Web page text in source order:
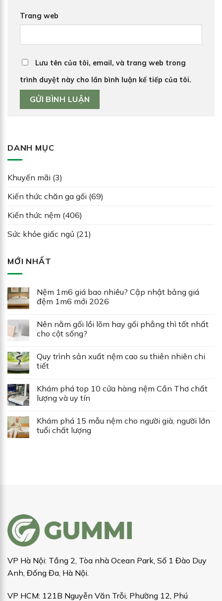
Trang web
Lưu tên của tôi, email, và trang web trong
trình duyệt này cho lần bình luận kế tiếp của tôi.
DANH MỤC
Khuyến mãi (3)
Kiến thức chăn ga gối (69)
Kiến thức nệm (406)
Sức khỏe giấc ngủ (21)
MỚI NHẤT
Nệm 1m6 giá bao nhiêu? Cập nhật bảng giá
đệm 1m6 mới 2026
Nên nằm gối lồi lõm hay gối phẳng thì tốt nhất
cho cột sống?
Quy trình sản xuất nệm cao su thiên nhiên chi
tiết
Khám phá top 10 cửa hàng nệm Cần Thơ chất
lượng và uy tín
Khám phá 15 mẫu nệm cho người già, người lớn
tuổi chất lượng
VP Hà Nội: Tầng 2, Tòa nhà Ocean Park, Số 1 Đào Duy
Anh, Đống Đa, Hà Nội.
VP HCM: 121B Nguyễn Văn Trỗi, Phường 12, Phú